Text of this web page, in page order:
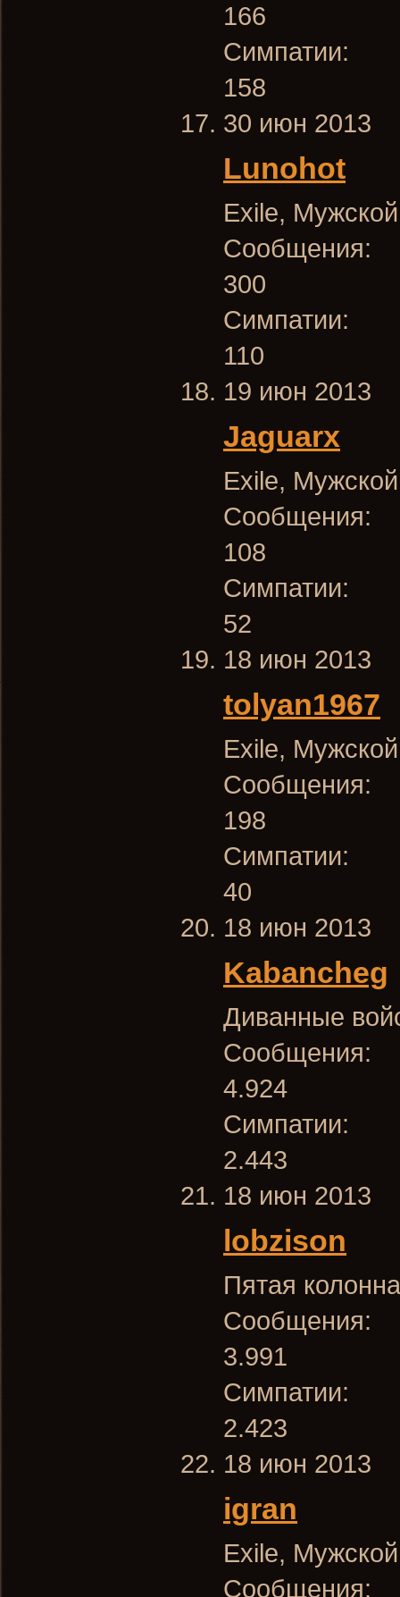
166
Симпатии:
158
30 июн 2013
Lunohot
Exile, Мужской
Сообщения:
300
Симпатии:
110
19 июн 2013
Jaguarx
Exile, Мужской
Сообщения:
108
Симпатии:
52
18 июн 2013
tolyan1967
Exile, Мужской
Сообщения:
198
Симпатии:
40
18 июн 2013
Kabancheg
Диванные
Сообщения:
4.924
Симпатии:
2.443
18 июн 2013
lobzison
Пятая
Сообщения:
3.991
Симпатии:
2.423
18 июн 2013
igran
Exile, Мужской
Сообщения: